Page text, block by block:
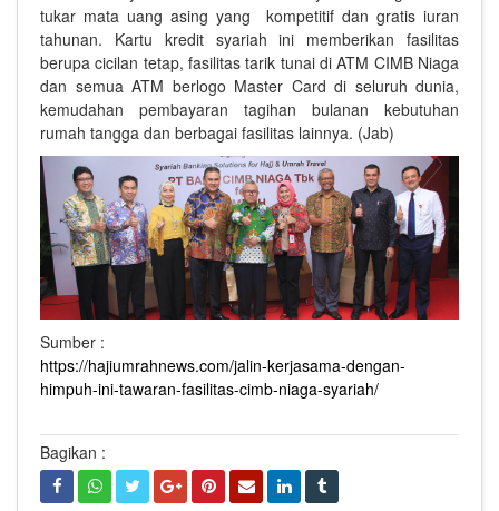
tukar mata uang asing yang kompetitif dan gratis iuran
tahunan. Kartu kredit syariah ini memberikan fasilitas
berupa cicilan tetap, fasilitas tarik tunai di ATM CIMB Niaga
dan semua ATM berlogo Master Card di seluruh dunia,
kemudahan pembayaran tagihan bulanan kebutuhan
rumah tangga dan berbagai fasilitas lainnya. (Jab)
Sumber :
https://hajiumrahnews.com/jalin-kerjasama-dengan-
himpuh-ini-tawaran-fasilitas-cimb-niaga-syariah/
Bagikan :